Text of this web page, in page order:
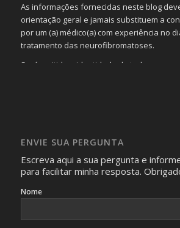
As informações fornecidas neste blog
orientação geral e jamais substituem a
por um (a) médico(a) com experiência no
tratamento das neurofibromatoses.
Será omitida a identidade de todas as
identificação da pessoa fotografada.
ENVIE SUA PERGUNTA
Escreva aqui a sua pergunta e
para facilitar minha resposta.
Nome